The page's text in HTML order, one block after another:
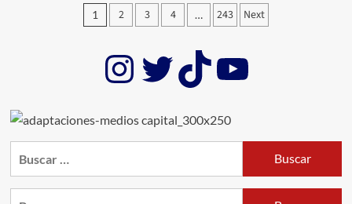
Paginación
de
entradas
1 2 3 4 … 243 Next
Instagram
Twitter
TikTok